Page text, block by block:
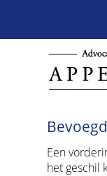
Een
het geschil